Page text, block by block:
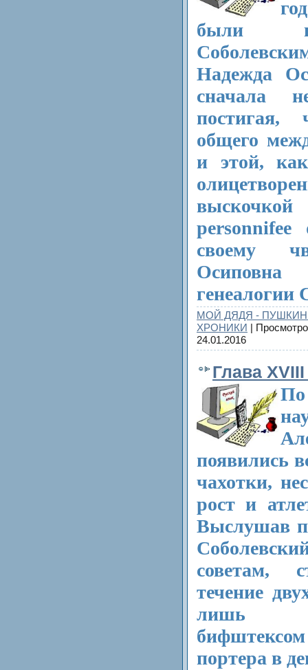
были
Надежда
сначала
общего
и этой,
своему
Осиповна
генеалогии
МОЙ ДЯДЯ -
ХРОНИКИ |
24.01.2016
Глава
По
появились
чахотки,
рост и
Выслушав
советам,
течение
лишь
портера в